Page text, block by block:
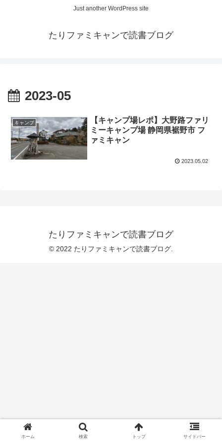
Just another WordPress site
たりファミキャンで読書ブログ
2023-05
キャンプ
【キャンプ場レポ】大野路ファリ
ミーキャンプ場 静岡県裾野市 フ
ァミキャン
2023.05.02
たりファミキャンで読書ブログ
© 2022 たりファミキャンで読書ブログ.
ホーム 検索 トップ サイドバー